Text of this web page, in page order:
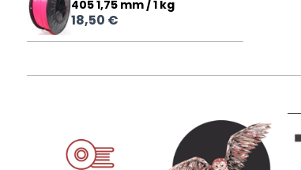
405 1,75 mm / 1 kg
18,50 €